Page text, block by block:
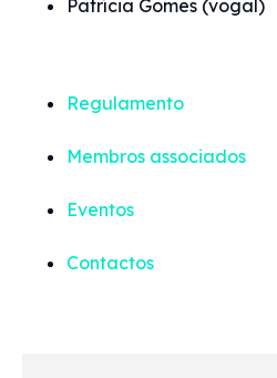
Patrícia Gomes (vogal)
Regulamento
Membros associados
Eventos
Contactos